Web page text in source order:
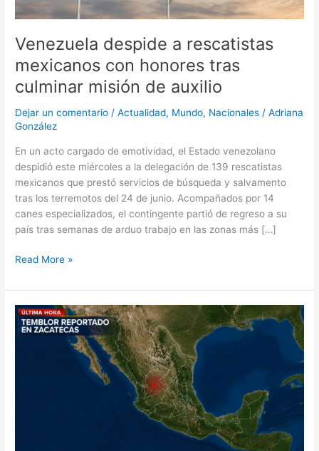
Venezuela despide a rescatistas
mexicanos con honores tras
culminar misión de auxilio
Dejar un comentario /Actualidad, Mundo, Nacionales /Adriana
González
En un acto cargado de emotividad, el Estado venezolano
despidió este miércoles a la delegación de 139 rescatistas
mexicanos que prestó servicios de búsqueda y salvamento
tras los terremotos del 24 de junio. Acompañados por 14
canes especializados, el contingente partió de regreso a su
país tras semanas de arduo trabajo en las zonas más […]
culminar
misión
de
auxilio
Read More »
Sismo
de